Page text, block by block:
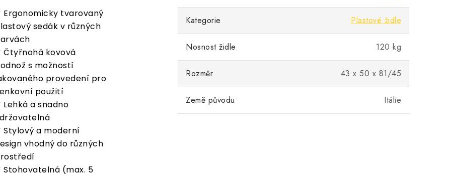
Ergonomicky tvarovaný
sedák v různých
Čtyřnohá kovová
s možností
provedení pro
použití
Lehká a snadno
Stylový a moderní
vhodný do různých
Stohovatelná (max. 5
Kategorie Plastové židle
Nosnost židle 120 kg
Rozměr 43 x 50 x 81/45
Země původu Itálie